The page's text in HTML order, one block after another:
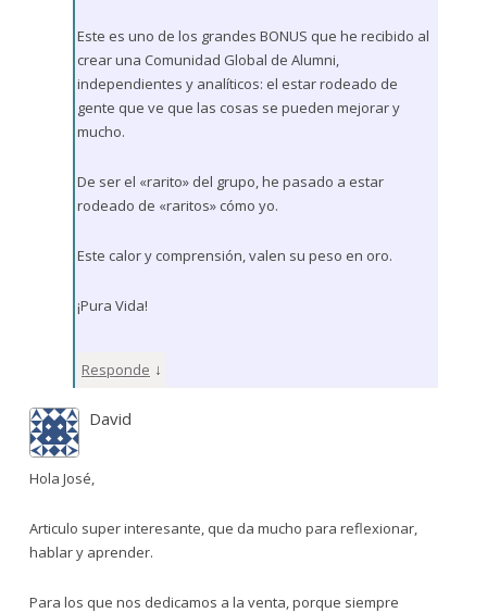
Este es uno de los grandes BONUS que he recibido al
crear una Comunidad Global de Alumni,
independientes y analíticos: el estar rodeado de
gente que ve que las cosas se pueden mejorar y
mucho.
De ser el «rarito» del grupo, he pasado a estar
rodeado de «raritos» cómo yo.
Este calor y comprensión, valen su peso en oro.
¡Pura Vida!
Responde ↓
David
Hola José,
Articulo super interesante, que da mucho para reflexionar,
hablar y aprender.
Para los que nos dedicamos a la venta, porque siempre